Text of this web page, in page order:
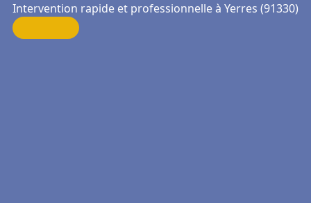
Intervention rapide et professionnelle à Yerres (91330)